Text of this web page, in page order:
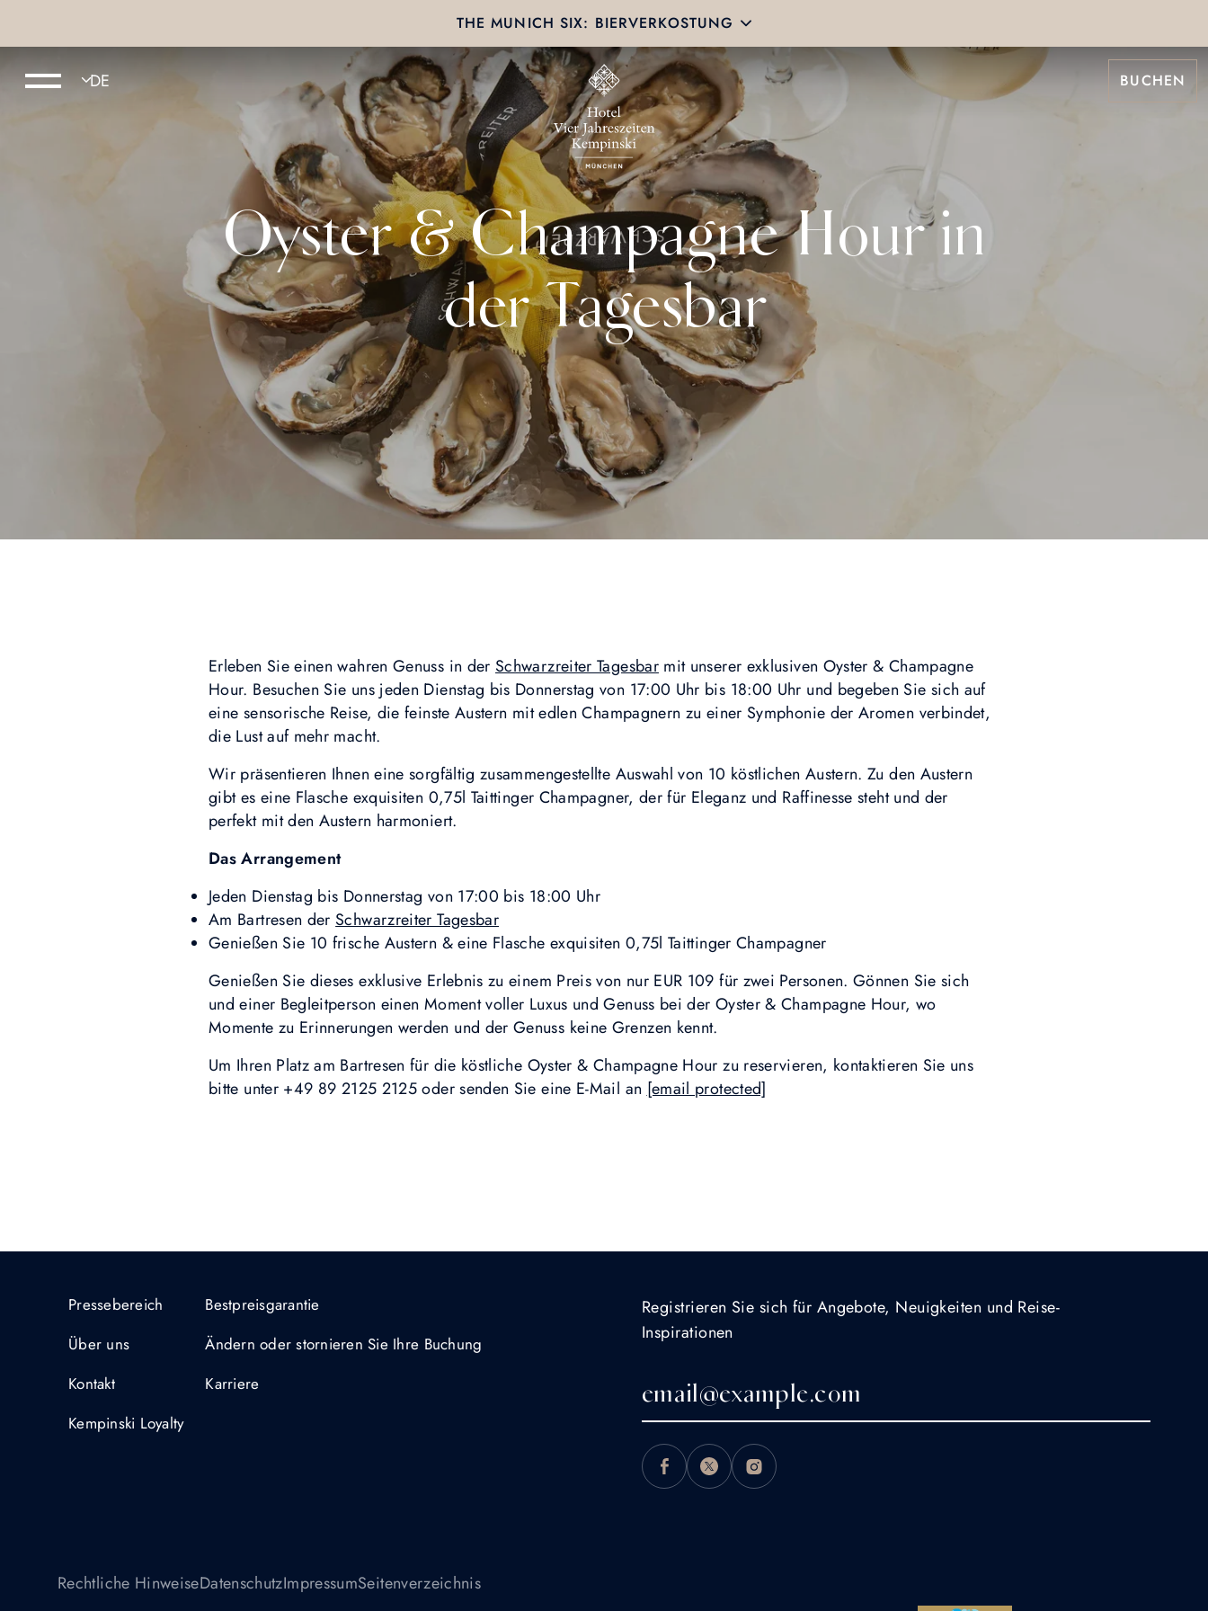
THE MUNICH SIX: BIERVERKOSTUNG
BUCHEN
Oyster & Champagne Hour in
der Tagesbar
Erleben Sie einen wahren Genuss in der Schwarzreiter Tagesbarmit unserer exklusiven Oyster & Champagne
Hour. Besuchen Sie uns jeden Dienstag bis Donnerstag von 17:00 Uhr bis 18:00 Uhr und begeben Sie sich auf
eine sensorische Reise, die feinste Austern mit edlen Champagnern zu einer Symphonie der Aromen verbindet,
die Lust auf mehr macht.
Wir präsentieren Ihnen eine sorgfältig zusammengestellte Auswahl von 10 köstlichen Austern. Zu den Austern
gibt es eine Flasche exquisiten 0,75l Taittinger Champagner, der für Eleganz und Raffinesse steht und der
perfekt mit den Austern harmoniert.
Das Arrangement
Jeden Dienstag bis Donnerstag von 17:00 bis 18:00 Uhr
Am Bartresen der Schwarzreiter Tagesbar
Genießen Sie 10 frische Austern & eine Flasche exquisiten 0,75l Taittinger Champagner
Genießen Sie dieses exklusive Erlebnis zu einem Preis von nur EUR 109 für zwei Personen. Gönnen Sie sich
und einer Begleitperson einen Moment voller Luxus und Genuss bei der Oyster & Champagne Hour, wo
Momente zu Erinnerungen werden und der Genuss keine Grenzen kennt.
Um Ihren Platz am Bartresen für die köstliche Oyster & Champagne Hour zu reservieren, kontaktieren Sie uns
bitte unter +49 89 2125 2125 oder senden Sie eine E-Mail an [email protected]
Pressebereich
Über uns
Kontakt
Kempinski Loyalty
Bestpreisgarantie
Ändern oder stornieren Sie Ihre Buchung
Karriere
Registrieren Sie sich für Angebote, Neuigkeiten und Reise-
Inspirationen
Rechtliche HinweiseDatenschutzImpressumSeitenverzeichnis